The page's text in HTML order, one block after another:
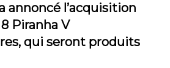
annoncé l’acquisition
8 Piranha V
qui seront produits